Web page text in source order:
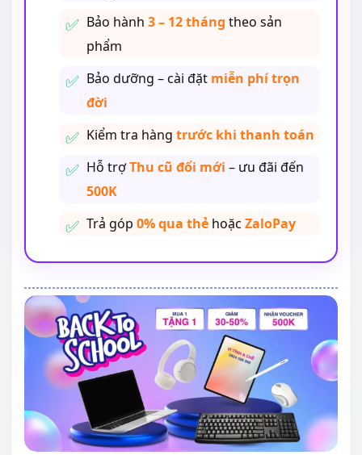
Bảo hành 3 – 12 tháng theo sản
phẩm
Bảo dưỡng – cài đặt miễn phí trọn
đời
Kiểm tra hàng trước khi thanh toán
Hỗ trợThu cũ đổi mới – ưu đãi đến
500K
Trả góp 0% qua thẻhoặc ZaloPay